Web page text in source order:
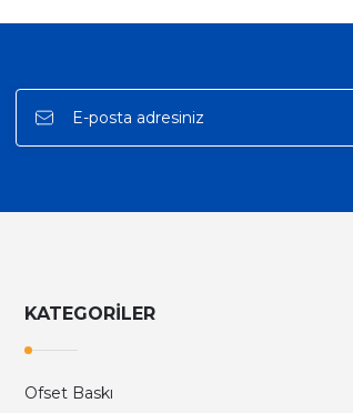
KATEGORİLER
Ofset Baskı